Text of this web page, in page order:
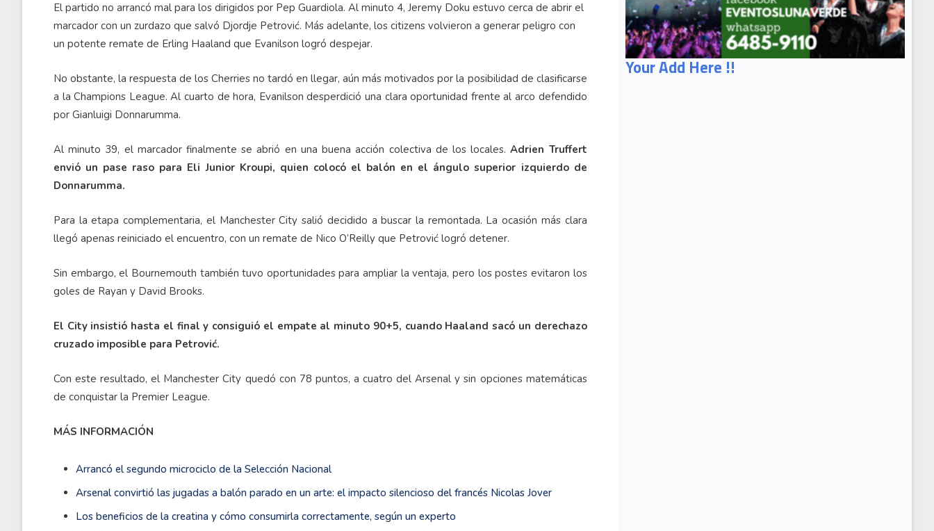
Your Add Here !!
El partido no arrancó mal para los dirigidos por Pep Guardiola. Al minuto 4, Jeremy Doku estuvo cerca de abrir el
marcador con un zurdazo que salvó Djordje Petrović. Más adelante, los citizens volvieron a generar peligro con
un potente remate de Erling Haaland que Evanilson logró despejar.
No obstante, la respuesta de los Cherries no tardó en llegar, aún más motivados por la posibilidad de clasificarse
a la Champions League. Al cuarto de hora, Evanilson desperdició una clara oportunidad frente al arco defendido
por Gianluigi Donnarumma.
Al minuto 39, el marcador finalmente se abrió en una buena acción colectiva de los locales.Adrien Truffert
envió un pase raso para Eli Junior Kroupi, quien colocó el balón en el ángulo superior izquierdo de
Donnarumma.
Para la etapa complementaria, el Manchester City salió decidido a buscar la remontada. La ocasión más clara
llegó apenas reiniciado el encuentro, con un remate de Nico O’Reilly que Petrović logró detener.
Sin embargo, el Bournemouth también tuvo oportunidades para ampliar la ventaja, pero los postes evitaron los
goles de Rayan y David Brooks.
El City insistió hasta el final y consiguió el empate al minuto 90+5, cuando Haaland sacó un derechazo
cruzado imposible para Petrović.
Con este resultado, el Manchester City quedó con 78 puntos, a cuatro del Arsenal y sin opciones matemáticas
de conquistar la Premier League.
MÁS INFORMACIÓN
Arrancó el segundo microciclo de la Selección Nacional
Arsenal convirtió las jugadas a balón parado en un arte: el impacto silencioso del francés Nicolas Jover
Los beneficios de la creatina y cómo consumirla correctamente, según un experto